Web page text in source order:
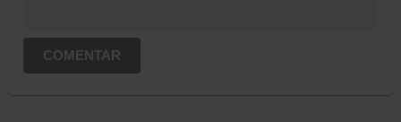
COMENTAR